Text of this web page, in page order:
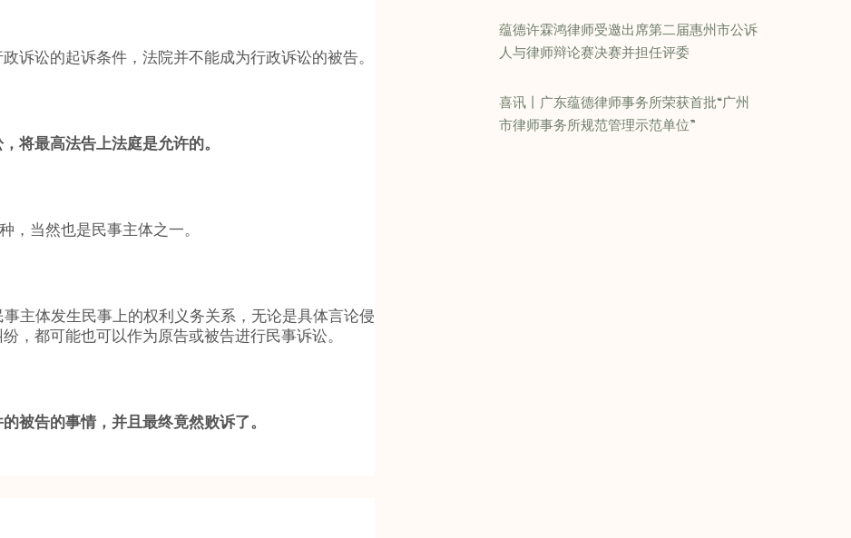
诉讼的起诉条件，法院并不能成为行政诉讼的被告。
将最高法告上法庭是允许的。
，当然也是民事主体之一。
主体发生民事上的权利义务关系，无论是具体言论侵
，都可能也可以作为原告或被告进行民事诉讼。
被告的事情，并且最终竟然败诉了。
蕴德许霖鸿律师受邀出席第二届惠州市公诉
人与律师辩论赛决赛并担任评委
喜讯丨广东蕴德律师事务所荣获首批“广州
市律师事务所规范管理示范单位”